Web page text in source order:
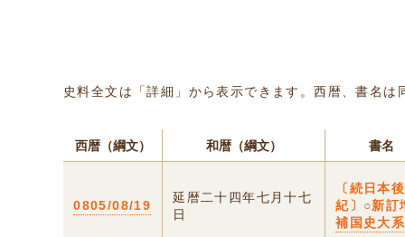
史料全文は「詳細」から表示できます。西暦、書名
西暦（綱文） 和暦（綱文） 書名
0805/08/19
延暦二十四年七月十七
日
〔続日本後
紀〕○新訂
補国史大系